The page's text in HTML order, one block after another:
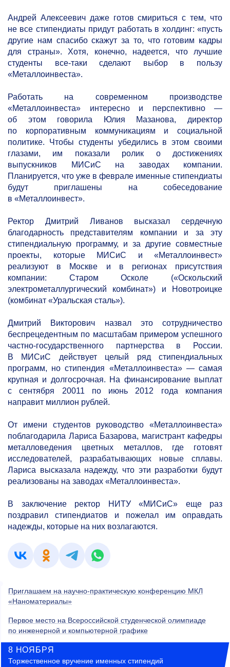
Андрей Алексеевич даже готов смириться с тем, что
не все стипендиаты придут работать в холдинг: «пусть
другие нам спасибо скажут за то, что готовим кадры
для страны». Хотя, конечно, надеется, что лучшие
студенты все-таки сделают выбор в пользу
«Металлоинвеста».
Работать на современном производстве
«Металлоинвеста» интересно и перспективно —
об этом говорила Юлия Мазанова, директор
по корпоративным коммуникациям и социальной
политике. Чтобы студенты убедились в этом своими
глазами, им показали ролик о достижениях
выпускников МИСиС на заводах компании.
Планируется, что уже в феврале именные стипендиаты
будут приглашены на собеседование
в «Металлоинвест».
Ректор Дмитрий Ливанов высказал сердечную
благодарность представителям компании и за эту
стипендиальную программу, и за другие совместные
проекты, которые МИСиС и «Металлоинвест»
реализуют в Москве и в регионах присутствия
компании: Старом Осколе («Оскольский
электрометаллургический комбинат») и Новотроицке
(комбинат «Уральская сталь»).
Дмитрий Викторович назвал это сотрудничество
беспрецедентным по масштабам примером успешного
частно-государственного партнерства в России.
В МИСиС действует целый ряд стипендиальных
программ, но стипендия «Металлоинвеста» — самая
крупная и долгосрочная. На финансирование выплат
с сентября 20011 по июнь 2012 года компания
направит миллион рублей.
От имени студентов руководство «Металлоинвеста»
поблагодарила Лариса Базарова, магистрант кафедры
металловедения цветных металлов, где готовят
исследователей, разрабатывающих новые сплавы.
Лариса высказала надежду, что эти разработки будут
реализованы на заводах «Металлоинвеста».
В заключение ректор НИТУ «МИСиС» еще раз
поздравил стипендиатов и пожелал им оправдать
надежды, которые на них возлагаются.
Приглашаем на научно-практическую конференцию МКЛ
«Наноматериалы»
Первое место на Всероссийской студенческой олимпиаде
по инженерной и компьютерной графике
8 НОЯБРЯ
Торжественное вручение именных стипендий